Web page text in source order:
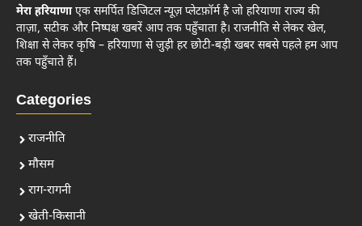
मेरा हरियाणाएक समर्पित डिजिटल न्यूज़ प्लेटफ़ॉर्म है जो हरियाणा राज्य की
ताज़ा, सटीक और निष्पक्ष खबरें आप तक पहुँचाता है। राजनीति से लेकर खेल,
शिक्षा से लेकर कृषि – हरियाणा से जुड़ी हर छोटी-बड़ी खबर सबसे पहले हम आप
तक पहुँचाते हैं।
Categories
राजनीति
मौसम
राग-रागनी
खेती-किसानी